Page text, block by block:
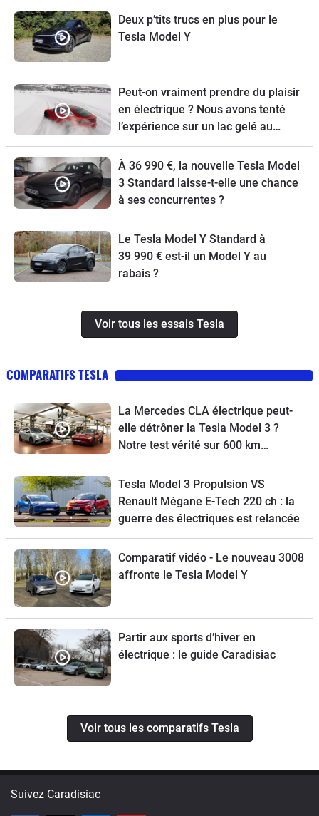
Deux p’tits trucs en plus pour le
Tesla Model Y
Peut-on vraiment prendre du plaisir
en électrique ? Nous avons tenté
l’expérience sur un lac gelé au
volant d’une Tesla
À 36 990 €, la nouvelle Tesla Model
3 Standard laisse-t-elle une chance
à ses concurrentes ?
Le Tesla Model Y Standard à
39 990 € est-il un Model Y au
rabais ?
Voir tous les essais Tesla
COMPARATIFS TESLA
La Mercedes CLA électrique peut-
elle détrôner la Tesla Model 3 ?
Notre test vérité sur 600 km…
Tesla Model 3 Propulsion VS
Renault Mégane E-Tech 220 ch : la
guerre des électriques est relancée
Comparatif vidéo - Le nouveau 3008
affronte le Tesla Model Y
Partir aux sports d’hiver en
électrique : le guide Caradisiac
Voir tous les comparatifs Tesla
Suivez Caradisiac